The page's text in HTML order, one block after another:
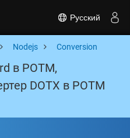
Русский
Nodejs Conversion
в POTM,
DOTX в POTM